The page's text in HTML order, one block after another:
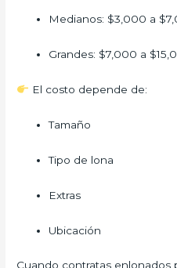
Medianos: $3,000 a
Grandes: $7,000 a
El costo depende de:
Tamaño
Tipo de lona
Extras
Ubicación
Cuando contratas enlonados